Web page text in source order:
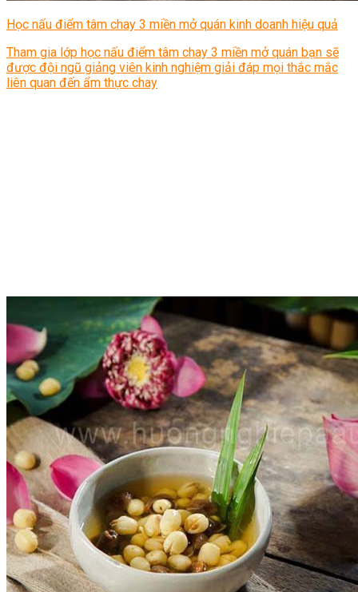
Học nấu điểm tâm chay 3 miền mở quán kinh doanh hiệu quả
Tham gia lớp học nấu điểm tâm chay 3 miền mở quán bạn sẽ
được đội ngũ giảng viên kinh nghiệm giải đáp mọi thắc mắc
liên quan đến ẩm thực chay